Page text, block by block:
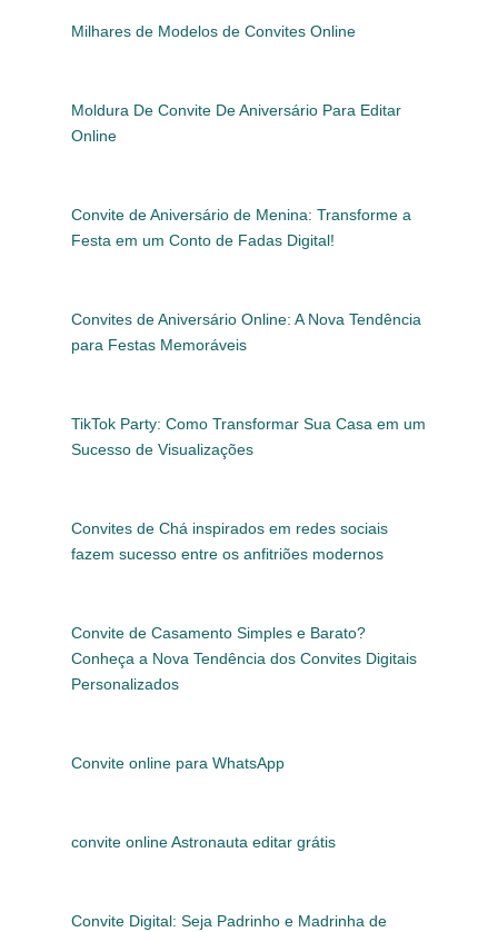
Milhares de Modelos de Convites Online
Moldura De Convite De Aniversário Para Editar
Online
Convite de Aniversário de Menina: Transforme a
Festa em um Conto de Fadas Digital!
Convites de Aniversário Online: A Nova Tendência
para Festas Memoráveis
TikTok Party: Como Transformar Sua Casa em um
Sucesso de Visualizações
Convites de Chá inspirados em redes sociais
fazem sucesso entre os anfitriões modernos
Convite de Casamento Simples e Barato?
Conheça a Nova Tendência dos Convites Digitais
Personalizados
Convite online para WhatsApp
convite online Astronauta editar grátis
Convite Digital: Seja Padrinho e Madrinha de